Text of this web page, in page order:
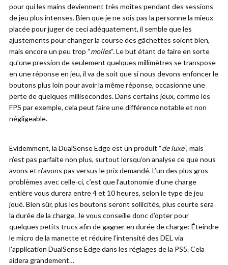
pour qui les mains deviennent très moites pendant des sessions
de jeu plus intenses. Bien que je ne sois pas la personne la mieux
placée pour juger de ceci adéquatement, il semble que les
ajustements pour changer la course des gâchettes soient bien,
mais encore un peu trop “molles“. Le but étant de faire en sorte
qu’une pression de seulement quelques millimètres se transpose
en une réponse en jeu, il va de soit que si nous devons enfoncer le
boutons plus loin pour avoir la même réponse, occasionne une
perte de quelques millisecondes. Dans certains jeux, comme les
FPS par exemple, cela peut faire une différence notable et non
négligeable.
Évidemment, la DualSense Edge est un produit “de luxe“, mais
n’est pas parfaite non plus, surtout lorsqu’on analyse ce que nous
avons et n’avons pas versus le prix demandé. L’un des plus gros
problèmes avec celle-ci, c’est que l’autonomie d’une charge
entière vous durera entre 4 et 10 heures, selon le type de jeu
joué. Bien sûr, plus les boutons seront sollicités, plus courte sera
la durée de la charge. Je vous conseille donc d’opter pour
quelques petits trucs afin de gagner en durée de charge: Éteindre
le micro de la manette et réduire l’intensité des DEL via
l’application DualSense Edge dans les réglages de la PS5. Cela
aidera grandement…